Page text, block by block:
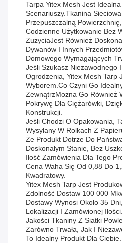
Tarpa Yitex Mesh Jest
Scenariuszy.Tkanina
Przepuszczalną
Codzienne Użytkowanie Bez
ZużyciaJest Również
Dywanów I Innych
Domowego Wymagających
Jeśli Szukasz Niezawodnego I
Ogrodzenia, Yitex Mesh Tarp
Wyborem.co Czyni Go
ZewnątrzMożna Go Również
Pokrywę Dla Ciężarówki,
Konstrukcji.
Jeśli Chodzi O Opakowania,
Wysyłany W Rolkach Z
Że Produkt Dotrze Do
Doskonałym Stanie, Bez
Ilość Zamówienia Dla Tego
Cena Waha Się Od 0,88 Do
Kwadratowy.
Yitex Mesh Tarp Jest
Zdolność Dostaw 100 000
Dostawy Wynosi Około 35
Lokalizacji I Zamówionej
Jakości Tkaniny Z Siatki
Zarówno Trwała, Jak I
To Idealny Produkt Dla Ciebie.